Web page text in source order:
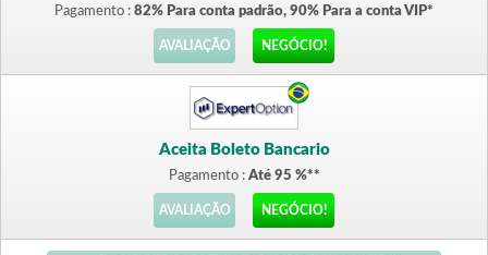
Pagamento : 82% Para conta padrão, 90% Para a conta VIP*
AVALIAÇÃO NEGÓCIO!
Aceita Boleto Bancario
Pagamento : Até 95 %**
AVALIAÇÃO NEGÓCIO!